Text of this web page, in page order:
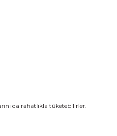
da rahatlıkla tüketebilirler.